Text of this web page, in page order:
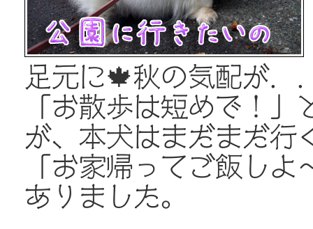
足元に🍁秋の気配が．
「お散歩は短めで！
が、本犬はまだまだ行
「お家帰ってご飯し
ありました。